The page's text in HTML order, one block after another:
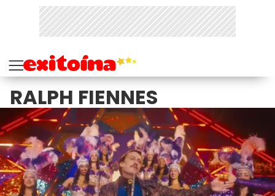
RALPH FIENNES